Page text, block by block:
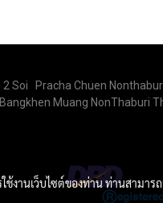
2 Soi Pracha Chuen
Bangkhen Muang NonThaburi
งานเว็บไซต์ของท่าน ท่านสามาร